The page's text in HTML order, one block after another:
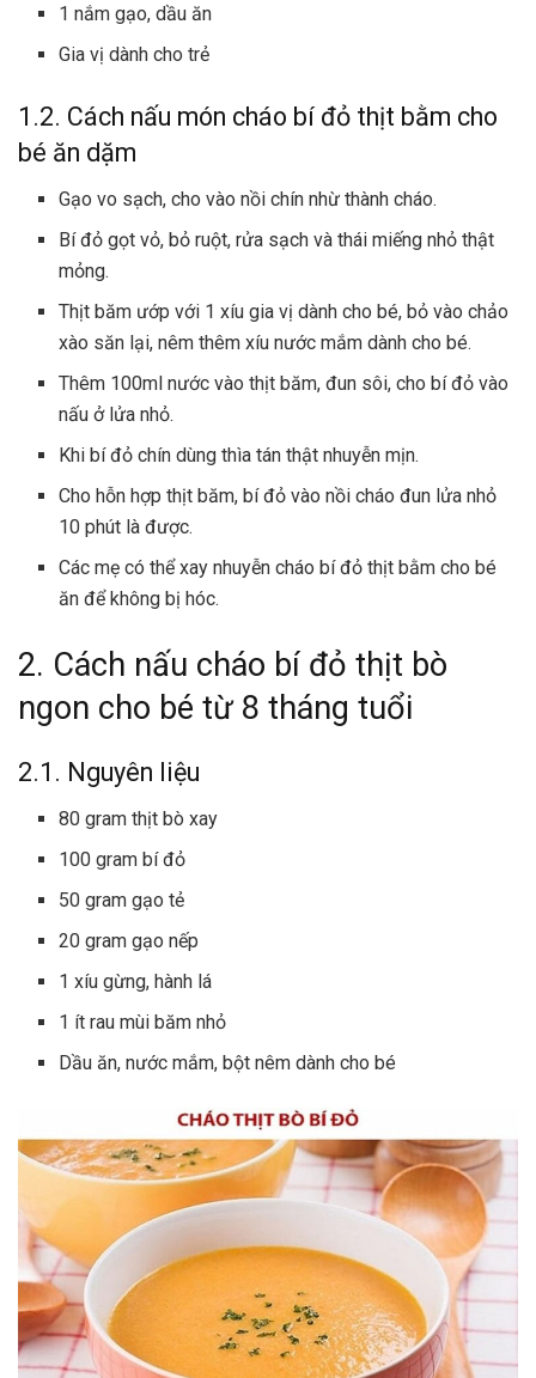
1 nắm gạo, dầu ăn
Gia vị dành cho trẻ
1.2. Cách nấu món cháo bí đỏ thịt bằm cho
bé ăn dặm
Gạo vo sạch, cho vào nồi chín nhừ thành cháo.
Bí đỏ gọt vỏ, bỏ ruột, rửa sạch và thái miếng nhỏ thật
mỏng.
Thịt băm ướp với 1 xíu gia vị dành cho bé, bỏ vào chảo
xào săn lại, nêm thêm xíu nước mắm dành cho bé.
Thêm 100ml nước vào thịt băm, đun sôi, cho bí đỏ vào
nấu ở lửa nhỏ.
Khi bí đỏ chín dùng thìa tán thật nhuyễn mịn.
Cho hỗn hợp thịt băm, bí đỏ vào nồi cháo đun lửa nhỏ
10 phút là được.
Các mẹ có thể xay nhuyễncháo bí đỏ thịt bằm cho bé
ăn để không bị hóc.
2. Cách nấu cháo bí đỏ thịt bò
ngon cho bé từ 8 tháng tuổi
2.1. Nguyên liệu
80 gram thịt bò xay
100 gram bí đỏ
50 gram gạo tẻ
20 gram gạo nếp
1 xíu gừng, hành lá
1 ít rau mùi băm nhỏ
Dầu ăn, nước mắm, bột nêm dành cho bé